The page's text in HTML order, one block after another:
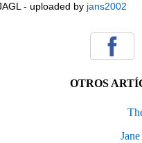
- uploaded by jans2002
OTROS